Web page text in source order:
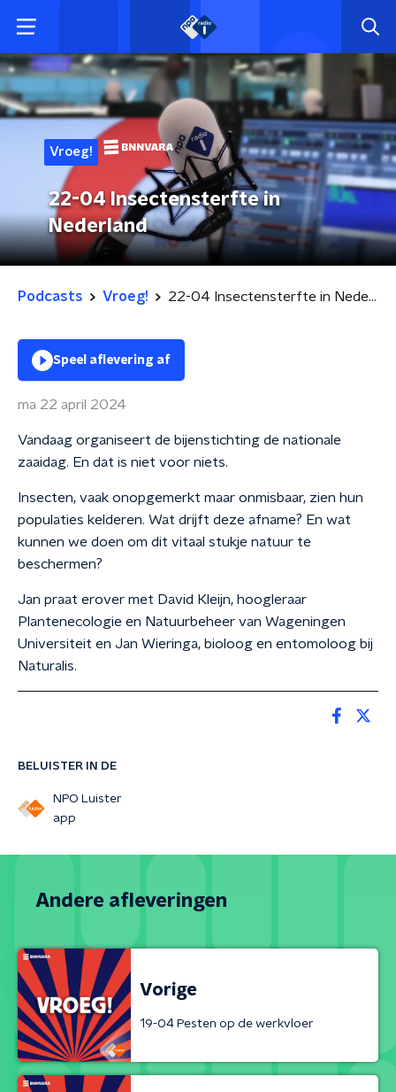
Vroeg!
22-04 Insectensterfte in
Nederland
Podcasts Vroeg! 22-04 Insectensterfte in Nederland
BELUISTER IN DE
NPO Luister
app
Speel aflevering af
ma 22 april 2024
Vandaag organiseert de bijenstichting de nationale
zaaidag. En dat is niet voor niets.
Insecten, vaak onopgemerkt maar onmisbaar, zien hun
populaties kelderen. Wat drijft deze afname? En wat
kunnen we doen om dit vitaal stukje natuur te
beschermen?
Jan praat erover met David Kleijn, hoogleraar
Plantenecologie en Natuurbeheer van Wageningen
Universiteit en Jan Wieringa, bioloog en entomoloog bij
Naturalis.
Andere afleveringen
Vorige
19-04 Pesten op de werkvloer